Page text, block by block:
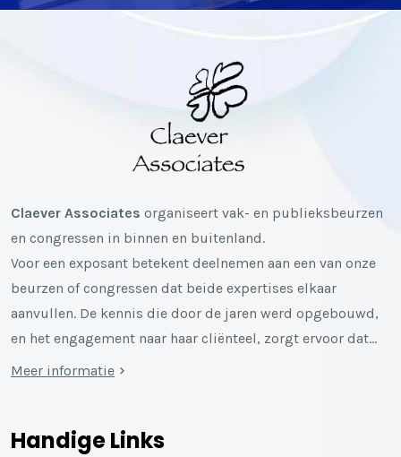
Claever Associates organiseert vak- en publieksbeurzen
en congressen in binnen en buitenland.
Voor een exposant betekent deelnemen aan een van onze
beurzen of congressen dat beide expertises elkaar
aanvullen. De kennis die door de jaren werd opgebouwd,
en het engagement naar haar cliënteel, zorgt ervoor dat…
Meer informatie
Handige Links